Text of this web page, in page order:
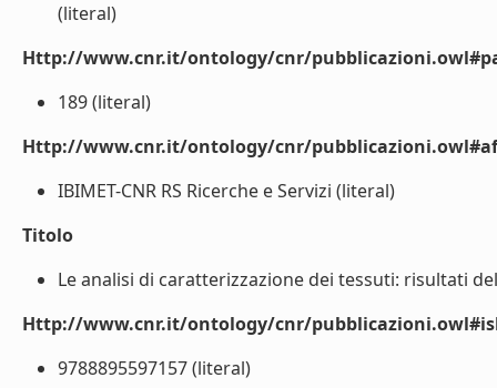
(literal)
Http://www.cnr.it/ontology/cnr/
189 (literal)
Http://www.cnr.it/ontology/cnr/
IBIMET-CNR RS Ricerche e Servizi (literal)
Titolo
Le analisi di caratterizzazione dei tessuti: risultati
Http://www.cnr.it/ontology/cnr/
9788895597157 (literal)